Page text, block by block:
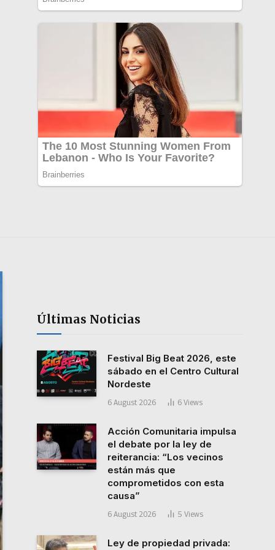
Últimas Noticias
Festival Big Beat 2026, este
sábado en el Centro Cultural
Nordeste
6 August 2026 6 Views
Acción Comunitaria impulsa
el debate por la ley de
reiterancia: “Los vecinos
están más que
comprometidos con esta
causa”
6 August 2026 5 Views
Ley de propiedad privada: